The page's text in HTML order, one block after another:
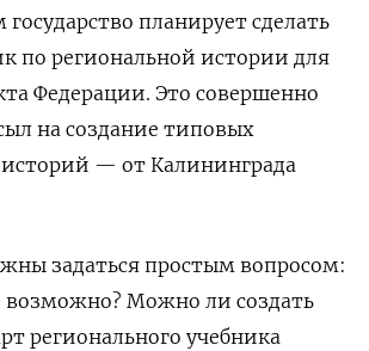
планирует сделать
по региональной истории для
Федерации. Это совершенно
на создание типовых
— от Калининграда
задаться простым вопросом:
возможно? Можно ли создать
регионального учебника